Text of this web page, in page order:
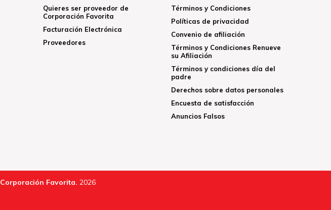
Quieres ser proveedor de
Corporación Favorita
Facturación Electrónica
Proveedores
Términos y Condiciones
Políticas de privacidad
Convenio de afiliación
Términos y Condiciones Renueve
su Afiliación
Términos y condiciones día del
padre
Derechos sobre datos personales
Encuesta de satisfacción
Anuncios Falsos
Corporación Favorita. 2026